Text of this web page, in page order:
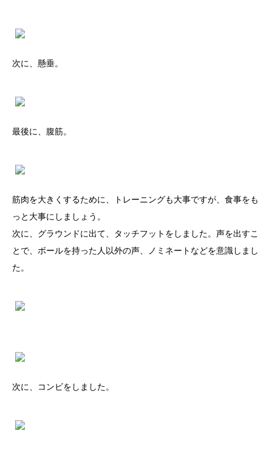
次に、懸垂。
最後に、腹筋。
筋肉を大きくするために、トレーニングも大事ですが、食事をも
っと大事にしましょう。
次に、グラウンドに出て、タッチフットをしました。声を出すこ
とで、ボールを持った人以外の声、ノミネートなどを意識しまし
た。
次に、コンビをしました。